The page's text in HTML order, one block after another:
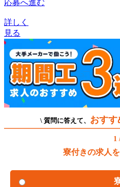
応募へ進む
詳しく
見る
\ 質問に答えて、 おすす
1
寮付きの求人